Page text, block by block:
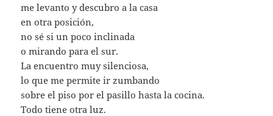
me levanto y descubro a la casa
en otra posición,
no sé si un poco inclinada
o mirando para el sur.
La encuentro muy silenciosa,
lo que me permite ir zumbando
sobre el piso por el pasillo hasta la cocina.
Todo tiene otra luz.